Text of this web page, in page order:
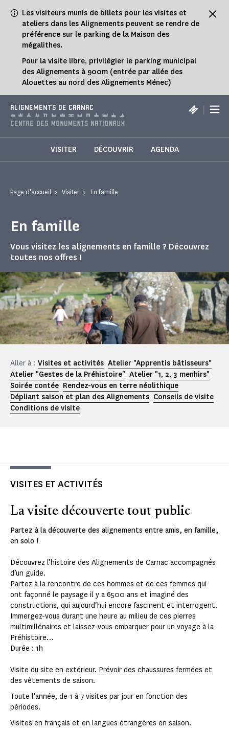
Les visiteurs munis de billets pour les visites et
ateliers dans les Alignements peuvent se rendre de
préférence sur le parking de la Maison des
mégalithes.
Pour la visite libre, privilégier le parking municipal
des Alignements à 900m (entrée par allée des
Alouettes au nord des Alignements Ménec)
ALIGNEMENTS DE CARNAC |
VISITER DÉCOUVRIR AGENDA
Page d'accueil Visiter En famille
En famille
Vous visitez les alignements en famille ? Découvrez
toutes nos offres !
Aller à : Visites et activités Atelier "Apprentis bâtisseurs"
Atelier "Gestes de la Préhistoire" Atelier "1, 2, 3 menhirs"
Soirée contée Rendez-vous en terre néolithique
Dépliant saison et plan des Alignements Conseils de visite
Conditions de visite
VISITES ET ACTIVITÉS
La visite découverte tout public
Partez à la découverte des alignements entre amis, en famille,
en solo !
Découvrez l’histoire des Alignements de Carnac accompagnés
d’un guide.
Partez à la rencontre de ces hommes et de ces femmes qui
ont façonné le paysage il y a 6500 ans et imaginé des
constructions, qui aujourd’hui encore fascinent et interrogent.
Immergez-vous durant une heure au milieu de ces pierres
multimillénaires et laissez-vous embarquer pour un voyage à la
Préhistoire…
Durée : 1h
Visite du site en extérieur. Prévoir des chaussures fermées et
des vêtements de saison.
Toute l'année, de 1 à 7 visites par jour en fonction des
périodes.
Visites en français et en langues étrangères en saison.